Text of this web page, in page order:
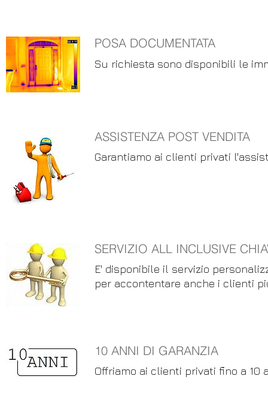
POSA DOCUMENTATA
Su richiesta sono disponibili le
ASSISTENZA POST VENDITA
Garantiamo ai clienti privati
SERVIZIO ALL INCLUSIVE
E' disponibile il servizio
per accontentare anche i clienti
10 ANNI DI GARANZIA
Offriamo ai clienti privati fino a 10